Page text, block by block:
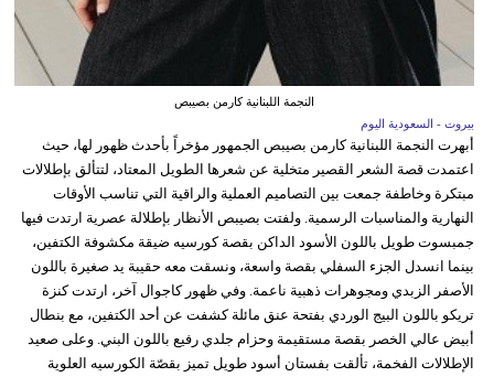
النجمة اللبنانية كارمن بصيبص
بيروت - السعودية اليوم
أبهرت النجمة اللبنانية كارمن بصيبص الجمهور مؤخراً بأحدث ظهور لها، حيث
اعتمدت قصة الشعر القصير متخلية عن شعرها الطويل المعتاد، لتتألق بإطلالات
مبتكرة وخاطفة جمعت بين التصاميم العملية والراقية التي تناسب الأوقات
النهارية والمناسبات الرسمية. ولفتت بصيبص الأنظار بإطلالة عصرية ارتدت فيها
جمبسوت طويل باللون الأسود الداكن بقصة كورسيه ضيقة مكشوفة الكتفين،
بينما انسدل الجزء السفلي بقصة واسعة، ونسقت معه حقيبة يد صغيرة باللون
الأصفر الزبدي ومجوهرات ذهبية ناعمة. وفي ظهور كاجوال آخر، ارتدت كنزة
تريكو باللون البيج الوردي بفتحة عنق مائلة كشفت عن أحد الكتفين، مع بنطال
أبيض عالي الخصر بقصة مستقيمة وحزام جلدي رفيع باللون البني. وعلى صعيد
الإطلالات الفخمة، تألقت بفستان أسود طويل تميز بقصّة الكورسيه العلوية